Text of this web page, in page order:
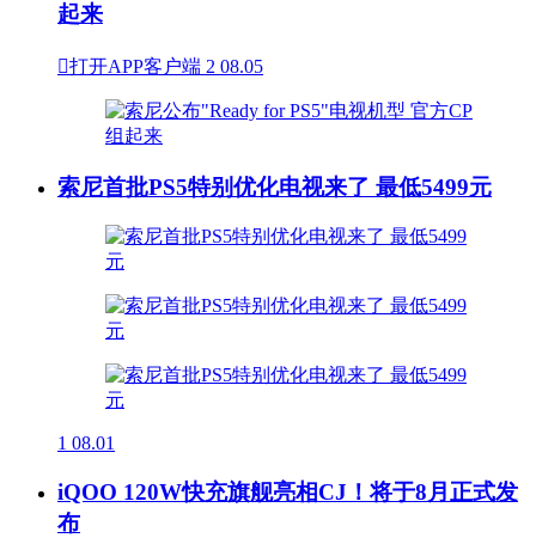
起来
打开APP客户端 2 08.05
索尼首批PS5特别优化电视来了 最低5499元
1 08.01
iQOO 120W快充旗舰亮相CJ！将于8月正式发
布